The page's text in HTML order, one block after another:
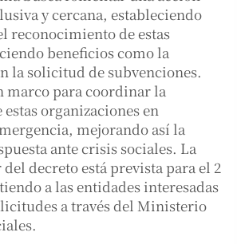
y cercana, estableciendo
reconocimiento de estas
beneficios como la
la solicitud de subvenciones.
marco para coordinar la
organizaciones en
mejorando así la
ante crisis sociales. La
decreto está prevista para el 2
a las entidades interesadas
a través del Ministerio